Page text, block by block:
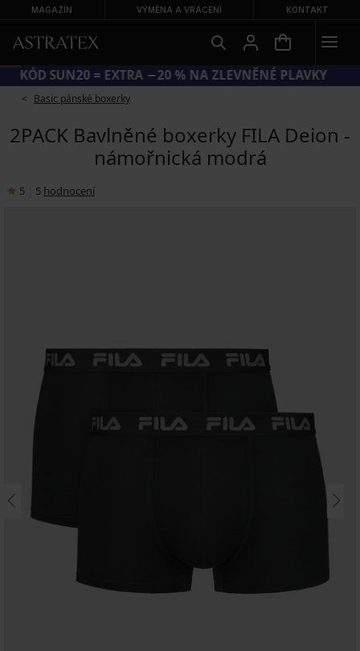
MAGAZÍN VÝMĚNA A VRÁCENÍ KONTAKT
KÓD SUN20 = EXTRA −20 % NA ZLEVNĚNÉ PLAVKY
Basic pánské boxerky
2PACK Bavlněné boxerky FILA Deion -
námořnická modrá
5 5 hodnocení